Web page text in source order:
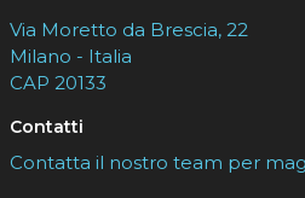
Via Moretto da Brescia, 22
Milano - Italia
CAP 20133
Contatti
Contatta il nostro team per